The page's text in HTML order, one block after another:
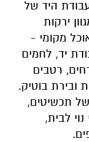
רטבים
ובירת בוטיק.
תכשיטים,
לבית,
מוזיקה.